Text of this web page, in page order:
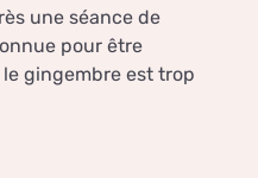
une séance de
pour être
gingembre est trop